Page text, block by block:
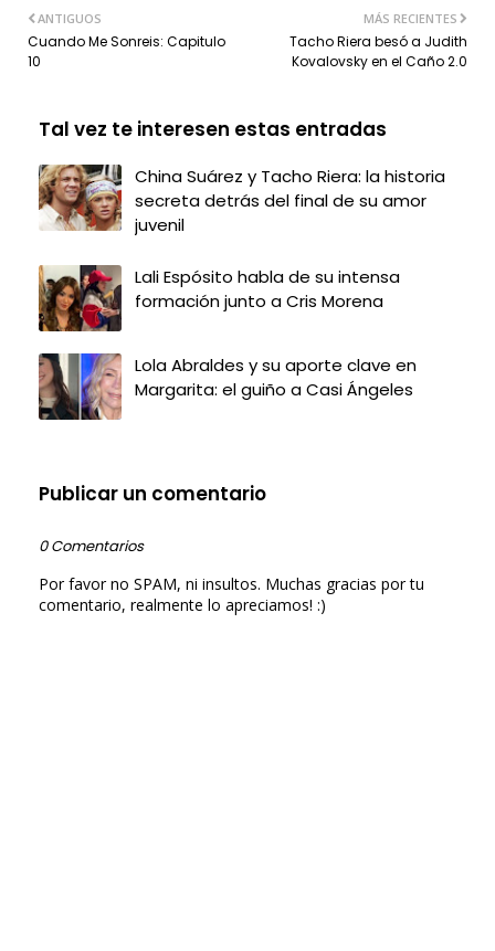
MÁS RECIENTES
Tacho Riera besó a Judith
Kovalovsky en el Caño 2.0
ANTIGUOS
Cuando Me Sonreis: Capitulo
10
Tal vez te interesen estas entradas
China Suárez y Tacho Riera: la historia
secreta detrás del final de su amor
juvenil
Lali Espósito habla de su intensa
formación junto a Cris Morena
Lola Abraldes y su aporte clave en
Margarita: el guiño a Casi Ángeles
Publicar un comentario
0 Comentarios
Por favor no SPAM, ni insultos. Muchas gracias por tu
comentario, realmente lo apreciamos! :)